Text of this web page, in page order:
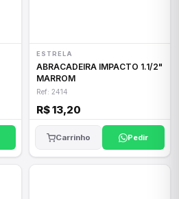
ESTRELA
ABRACADEIRA IMPACTO 1.1/2"
MARROM
Ref: 2414
R$ 13,20
Carrinho Pedir